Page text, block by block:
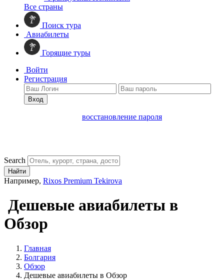
Все страны
Поиск тура
Авиабилеты
Горящие туры
Войти
Регистрация
Вход
восстановление пароля
Search
Найти
Например, Rixos Premium Tekirova
Дешевые авиабилеты в
Обзор
Главная
Болгария
Обзор
Дешевые авиабилеты в Обзор